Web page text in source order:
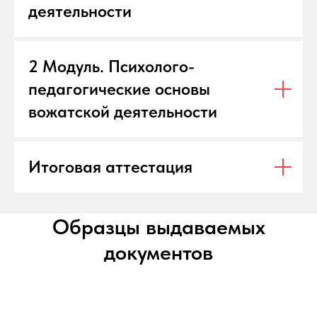
деятельности
2 Модуль. Психолого-
педагогические основы
вожатской деятельности
Итоговая аттестация
Образцы выдаваемых
документов